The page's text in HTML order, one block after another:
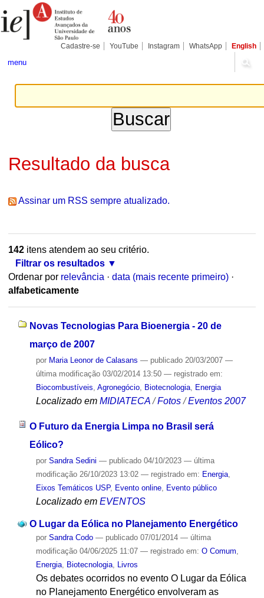
para
conteúdo.
Pessoais
Cadastre-se YouTube Instagram WhatsApp English
menu
Resultado da busca
Assinar um RSS sempre atualizado.
142itens atendem ao seu critério.
Filtrar os resultados
Ordenar por relevância · data (mais recente primeiro) ·
alfabeticamente
Novas Tecnologias Para Bioenergia - 20 de
março de 2007
por Maria Leonor de Calasans — publicado20/03/2007 —
última modificação03/02/2014 13:50 — registrado em:
Biocombustíveis Agronegócio, Biotecnologia, Energia
Localizado em MIDIATECA /Fotos /Eventos 2007
O Futuro da Energia Limpa no Brasil será
Eólico?
por Sandra Sedini — publicado04/10/2023 — última
modificação26/10/2023 13:02 — registrado em: Energia,
Eixos Temáticos USP, Evento online, Evento público
Localizado em EVENTOS
O Lugar da Eólica no Planejamento Energético
por Sandra Codo — publicado07/01/2014 — última
modificação04/06/2025 11:07 — registrado em: O Comum,
Energia, Biotecnologia, Livros
Os debates ocorridos no evento O Lugar da Eólica
no Planejamento Energético envolveram as